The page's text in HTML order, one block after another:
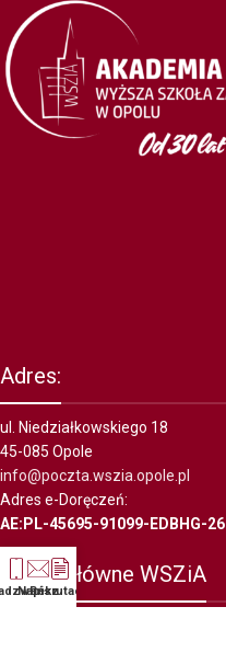
Adres:
ul. Niedziałkowskiego 18
45-085 Opole
info@poczta.wszia.opole.pl
Adres e-Doręczeń:
AE:PL-45695-91099-EDBHG-26
Konto główne WSZiA
Napisz
Rekrutacja